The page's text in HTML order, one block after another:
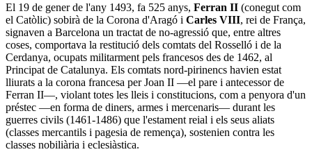
El 19 de gener de l'any 1493, fa 525 anys, Ferran II (conegut com
el Catòlic) sobirà de la Corona d'Aragó i Carles VIII, rei de França,
signaven a Barcelona un tractat de no-agressió que, entre altres
coses, comportava la restitució dels comtats del Rosselló i de la
Cerdanya, ocupats militarment pels francesos des de 1462, al
Principat de Catalunya. Els comtats nord-pirinencs havien estat
lliurats a la corona francesa per Joan II —el pare i antecessor de
Ferran II—, violant totes les lleis i constitucions, com a penyora d'un
préstec —en forma de diners, armes i mercenaris— durant les
guerres civils (1461-1486) que l'estament reial i els seus aliats
(classes mercantils i pagesia de remença), sostenien contra les
classes nobiliària i eclesiàstica.